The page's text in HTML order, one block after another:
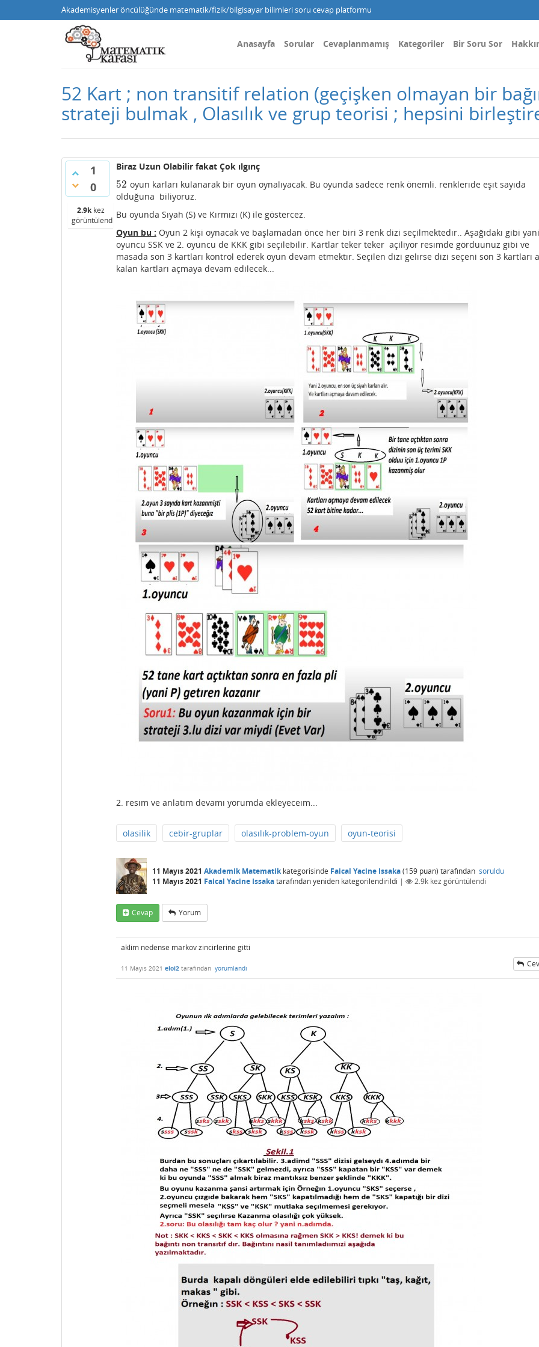
Akademisyenler öncülüğünde matematik/fizik/bilgisayar bilimleri soru cevap platformu
Anasayfa Sorular Cevaplanmamış Kategoriler Bir Soru Sor
52 Kart ; non transitif relation (geçişken olmayan bir
strateji bulmak , Olasılık ve grup teorisi ; hepsini
1
0
2.9kkez
görüntülendi
Biraz Uzun Olabilir fakat Çok ılgınç
52
52 oyun karları kulanarak bir oyun oynalıyacak. Bu oyunda sadece renk önemli. renklerıde eşıt sayıda
olduğuna biliyoruz.
Bu oyunda Sıyah (S) ve Kırmızı (K) ile göstercez.
Oyun bu : Oyun 2 kişi oynacak ve başlamadan önce her biri 3 renk dizi seçilmektedır.. Aşağıdakı gibi
oyuncu SSK ve 2. oyuncu de KKK gibi seçilebilir. Kartlar teker teker açiliyor resımde görduunuz gibi ve
masada son 3 kartları kontrol ederek oyun devam etmektır. Seçilen dizi gelırse dizi seçeni son 3 kartları
kalan kartları açmaya devam edilecek...
2. resım ve anlatım devamı yorumda ekleyeceım...
olasilik cebir-gruplar olasılık-problem-oyun oyun-teorisi
11 Mayıs 2021 Akademik Matematikkategorisinde Faical Yacine Issaka(159 puan) tarafından soruldu
11 Mayıs 2021 Faical Yacine Issakatarafındanyeniden kategorilendirildi | 2.9k kez görüntülendi
Cevap Yorum
aklim nedense markov zincirlerine gitti
11 Mayıs 2021 eloi2 tarafından yorumlandı